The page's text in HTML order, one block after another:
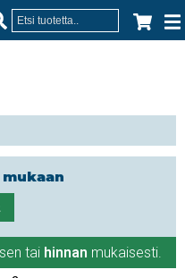
tai hinnan mukaisesti.